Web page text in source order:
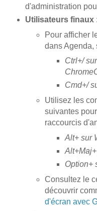
d'administration
Utilisateurs finaux
Pour afficher
dans Agenda,
Ctrl+/
Cmd+/
Utilisez les
suivantes
raccourcis
Alt+sur
Alt+Maj+
Option+
Consultez le
découvrir
d'écran avec